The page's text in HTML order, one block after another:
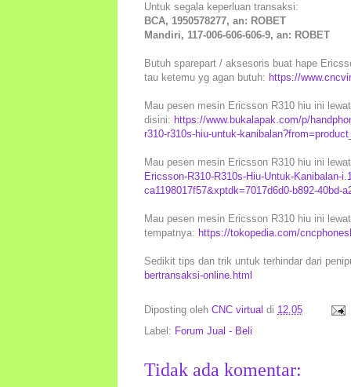
Untuk segala keperluan transaksi:
BCA, 1950578277, an: ROBET
Mandiri, 117-006-606-606-9, an: ROBET
Butuh sparepart / aksesoris buat hape
tau ketemu yg agan butuh: https://
Mau pesen mesin Ericsson R310 hiu ini
disini: https://www.bukalapak.com/p/
r310-r310s-hiu-untuk-
Mau pesen mesin Ericsson R310 hiu ini
Ericsson-R310-R310s-Hiu-Untuk-Kanibalan-
ca1198017f57&xptdk=7017d6d0-b892-40bd-
Mau pesen mesin Ericsson R310 hiu ini
tempatnya: https://tokopedia.com/
Sedikit tips dan trik untuk terhindar dari
bertransaksi-online.html
Diposting oleh CNC virtual di 12.05
Label: Forum Jual - Beli
Tidak ada komentar: